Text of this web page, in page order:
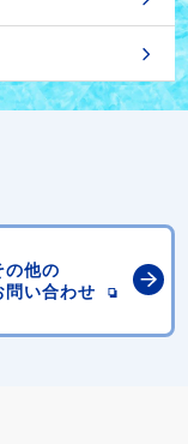
の他の
問い合わせ